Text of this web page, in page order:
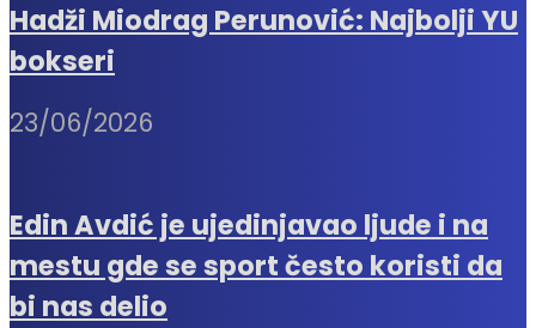
Hadži Miodrag Perunović: Najbolji YU
bokseri
23/06/2026
Edin Avdić je ujedinjavao ljude i na
mestu gde se sport često koristi da
bi nas delio